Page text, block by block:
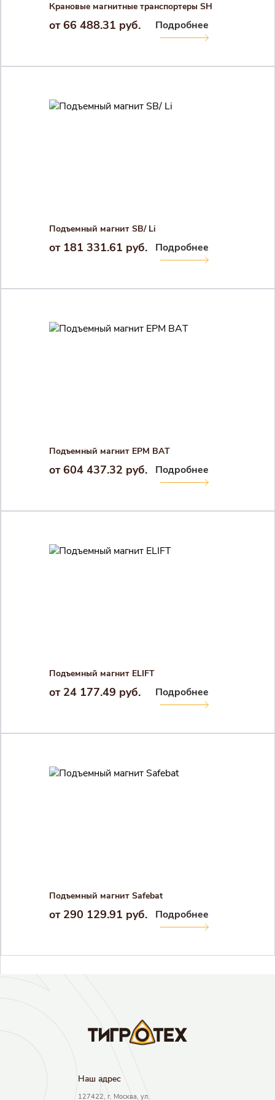
Крановые магнитные транспортеры SH
от 66 488.31 руб. Подробнее
Подъемный магнит SB/ Li
от 181 331.61 руб. Подробнее
Подъемный магнит EPM BAT
от 604 437.32 руб. Подробнее
Подъемный магнит ELIFT
от 24 177.49 руб. Подробнее
Подъемный магнит Safebat
от 290 129.91 руб. Подробнее
Наш адрec
127422, г. Москва, ул.
Войти в личный кабинет
Пароль
Войти